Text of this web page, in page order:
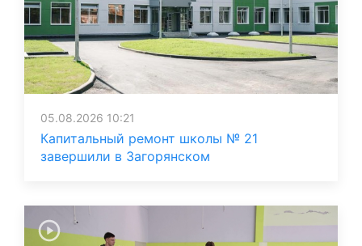
05.08.2026 10:21
Капитальный ремонт школы № 21
завершили в Загорянском